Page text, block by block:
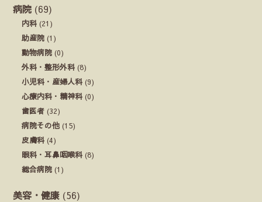
病院 (69)
内科 (21)
助産院 (1)
動物病院 (0)
外科・整形外科 (8)
小児科・産婦人科 (9)
心療内科・精神科 (0)
歯医者 (32)
病院その他 (15)
皮膚科 (4)
眼科・耳鼻咽喉科 (8)
総合病院 (1)
美容・健康 (56)